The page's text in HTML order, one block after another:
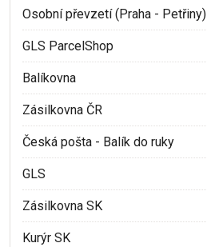
Osobní převzetí (Praha - Petřiny)
GLS ParcelShop
Balíkovna
Zásilkovna ČR
Česká pošta - Balík do ruky
GLS
Zásilkovna SK
Kurýr SK